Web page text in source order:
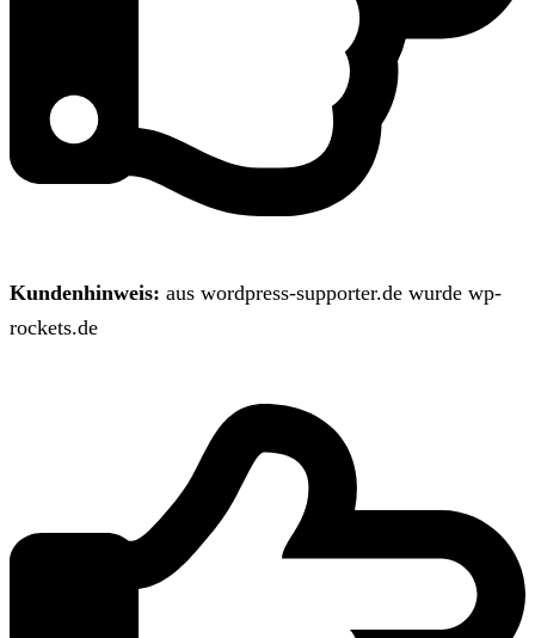
Kundenhinweis: aus wordpress-supporter.de wurde wp-
rockets.de